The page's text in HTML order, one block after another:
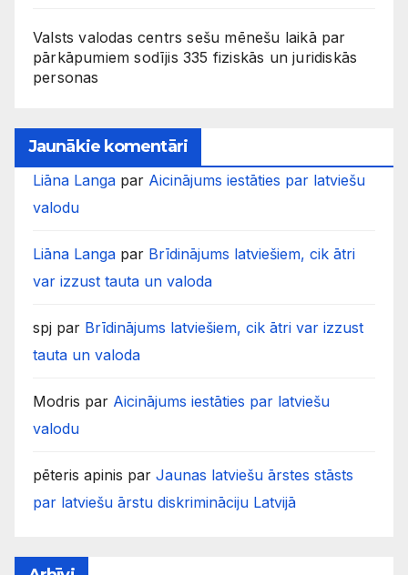
Valsts valodas centrs sešu mēnešu laikā par
pārkāpumiem sodījis 335 fiziskās un juridiskās
personas
Jaunākie komentāri
Liāna Langa par Aicinājums iestāties par latviešu
valodu
Liāna Langa par Brīdinājums latviešiem, cik ātri
var izzust tauta un valoda
spj par Brīdinājums latviešiem, cik ātri var izzust
tauta un valoda
Modris par Aicinājums iestāties par latviešu
valodu
pēteris apinis par Jaunas latviešu ārstes stāsts
par latviešu ārstu diskrimināciju Latvijā